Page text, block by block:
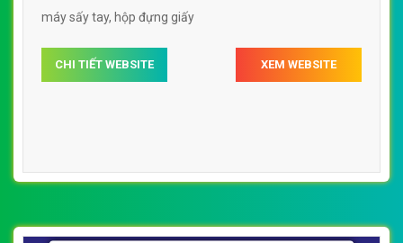
máy sấy tay, hộp đựng giấy
CHI TIẾT WEBSITE XEM WEBSITE